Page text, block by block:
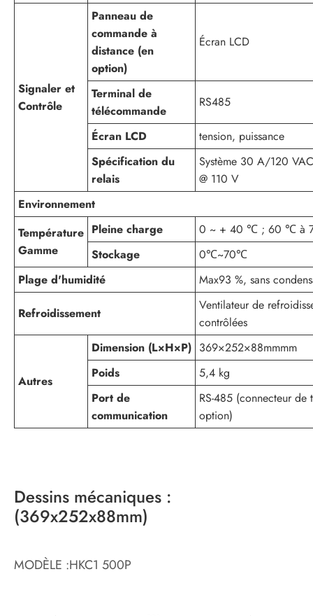
Signaler et
Contrôle
Panneau de
commande à
distance (en
option)
Écran LCD
Terminal de
télécommande
RS485
Écran LCD
tension, puissance
Spécification du
relais
Système 30 A/120 VAC
@ 110 V
Environnement
Température
Gamme
Pleine charge
0 ~ + 40 ℃ ; 60 ℃ à
Stockage
0℃~70℃
Plage d'humidité
Max93 %, sans
Refroidissement
Ventilateur de
contrôlées
Autres
Dimension (L×H×P) 369×252×88mmmm
Poids
5,4 kg
Port de
communication
RS-485 (connecteur de
option)
Dessins mécaniques :
(369x252x88mm)
MODÈLE :HKC1 500P